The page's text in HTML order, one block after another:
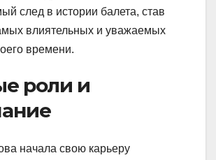
след в истории балета, став
влиятельных и уважаемых
времени.
роли и
начала свою карьеру